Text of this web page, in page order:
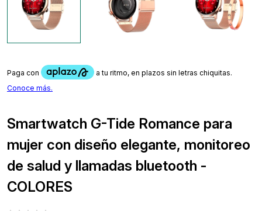
Smartwatch G-Tide Romance para
mujer con diseño elegante, monitoreo
de salud y llamadas bluetooth -
COLORES